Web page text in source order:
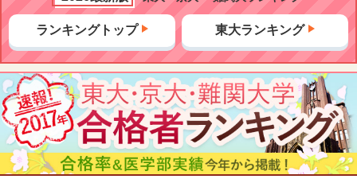
ランキングトップ 東大ランキング